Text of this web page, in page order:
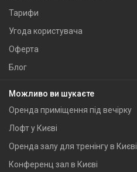
Тарифи
Угода користувача
Оферта
Блог
Можливо ви шукаєте
Оренда приміщення під вечірку
Лофт у Києві
Оренда залу для тренінгу в Києві
Конференц зал в Києві